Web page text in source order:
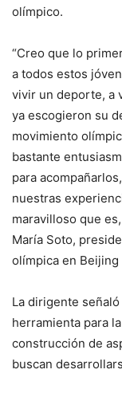
olímpico.
“Creo que lo
a todos estos
vivir un deporte, a
ya escogieron su
movimiento
bastante
para
nuestras
maravilloso que
María Soto,
olímpica en Beijing
La dirigente
herramienta para
construcción de
buscan